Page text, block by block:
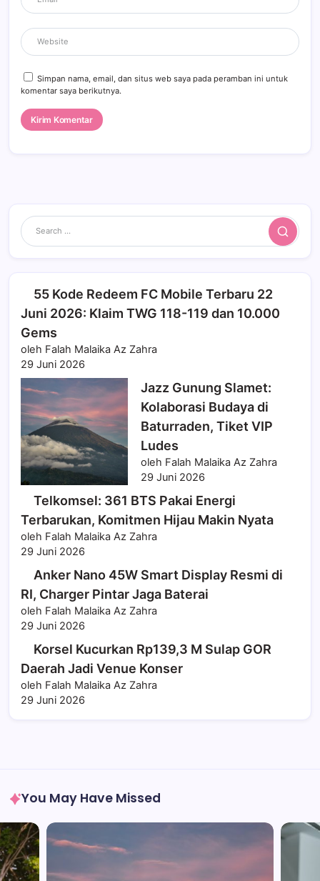
Simpan nama, email, dan situs web saya pada peramban ini untuk
komentar saya berikutnya.
Search
55 Kode Redeem FC Mobile Terbaru 22
Juni 2026: Klaim TWG 118-119 dan 10.000
Gems
oleh Falah Malaika Az Zahra
29 Juni 2026
Jazz Gunung Slamet:
Kolaborasi Budaya di
Baturraden, Tiket VIP
Ludes
oleh Falah Malaika Az Zahra
29 Juni 2026
Telkomsel: 361 BTS Pakai Energi
Terbarukan, Komitmen Hijau Makin Nyata
oleh Falah Malaika Az Zahra
29 Juni 2026
Anker Nano 45W Smart Display Resmi di
RI, Charger Pintar Jaga Baterai
oleh Falah Malaika Az Zahra
29 Juni 2026
Korsel Kucurkan Rp139,3 M Sulap GOR
Daerah Jadi Venue Konser
oleh Falah Malaika Az Zahra
29 Juni 2026
You May Have Missed